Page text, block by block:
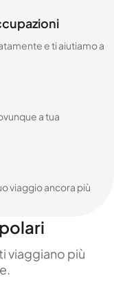
e ti aiutiamo a
a tua
viaggio ancora più
viaggiano più